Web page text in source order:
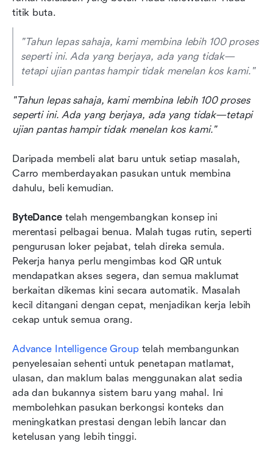
titik buta.
"Tahun lepas sahaja, kami membina lebih 100 proses
seperti ini. Ada yang berjaya, ada yang tidak—
tetapi ujian pantas hampir tidak menelan kos kami."
"Tahun lepas sahaja, kami membina lebih 100 proses
seperti ini. Ada yang berjaya, ada yang tidak—tetapi
ujian pantas hampir tidak menelan kos kami."
Daripada membeli alat baru untuk setiap masalah,
Carro memberdayakan pasukan untuk membina
dahulu, beli kemudian.
ByteDance telah mengembangkan konsep ini
merentasi pelbagai benua. Malah tugas rutin, seperti
pengurusan loker pejabat, telah direka semula.
Pekerja hanya perlu mengimbas kod QR untuk
mendapatkan akses segera, dan semua maklumat
berkaitan dikemas kini secara automatik. Masalah
kecil ditangani dengan cepat, menjadikan kerja lebih
cekap untuk semua orang.
Advance Intelligence Group telah membangunkan
penyelesaian sehenti untuk penetapan matlamat,
ulasan, dan maklum balas menggunakan alat sedia
ada dan bukannya sistem baru yang mahal. Ini
membolehkan pasukan berkongsi konteks dan
meningkatkan prestasi dengan lebih lancar dan
ketelusan yang lebih tinggi.